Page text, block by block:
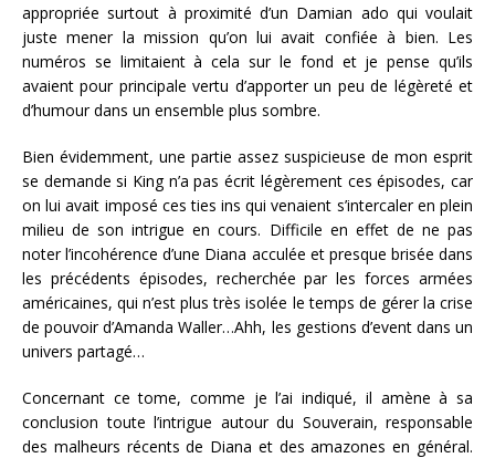
appropriée surtout à proximité d’un Damian ado qui voulait
juste mener la mission qu’on lui avait confiée à bien. Les
numéros se limitaient à cela sur le fond et je pense qu’ils
avaient pour principale vertu d’apporter un peu de légèreté et
d’humour dans un ensemble plus sombre.
Bien évidemment, une partie assez suspicieuse de mon esprit
se demande si King n’a pas écrit légèrement ces épisodes, car
on lui avait imposé ces ties ins qui venaient s’intercaler en plein
milieu de son intrigue en cours. Difficile en effet de ne pas
noter l’incohérence d’une Diana acculée et presque brisée dans
les précédents épisodes, recherchée par les forces armées
américaines, qui n’est plus très isolée le temps de gérer la crise
de pouvoir d’Amanda Waller…Ahh, les gestions d’event dans un
univers partagé…
Concernant ce tome, comme je l’ai indiqué, il amène à sa
conclusion toute l’intrigue autour du Souverain, responsable
des malheurs récents de Diana et des amazones en général.